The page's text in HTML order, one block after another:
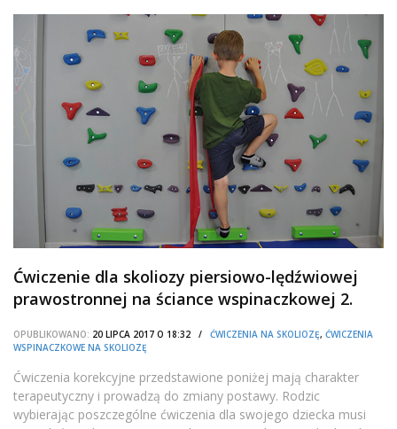
Ćwiczenie dla skoliozy piersiowo-lędźwiowej
prawostronnej na ściance wspinaczkowej 2.
OPUBLIKOWANO: 20 LIPCA 2017 O 18:32 / ĆWICZENIA NA SKOLIOZĘ, ĆWICZENIA
WSPINACZKOWE NA SKOLIOZĘ
Ćwiczenia korekcyjne przedstawione poniżej mają charakter
terapeutyczny i prowadzą do zmiany postawy. Rodzic
wybierając poszczególne ćwiczenia dla swojego dziecka musi